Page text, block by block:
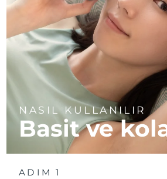
NASIL KULLANILIR
Basit ve
ADIM 1